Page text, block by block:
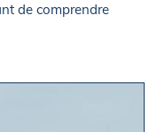
de comprendre